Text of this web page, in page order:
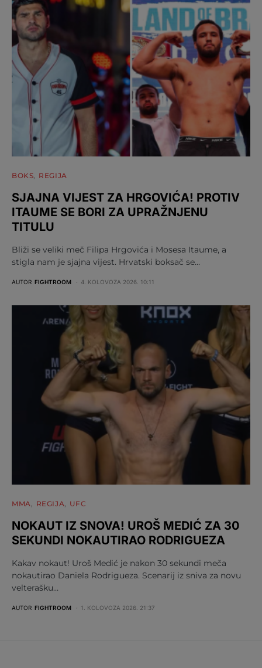
BOKS REGIJA
SJAJNA VIJEST ZA HRGOVIĆA! PROTIV
ITAUME SE BORI ZA UPRAŽNJENU
TITULU
Bliži se veliki meč Filipa Hrgovića i Mosesa Itaume, a
stigla nam je sjajna vijest. Hrvatski boksač se…
AUTOR FIGHTROOM 4. KOLOVOZA 2026. 10:11
MMA REGIJA UFC
NOKAUT IZ SNOVA! UROŠ MEDIĆ ZA 30
SEKUNDI NOKAUTIRAO RODRIGUEZA
Kakav nokaut! Uroš Medić je nakon 30 sekundi meča
nokautirao Daniela Rodrigueza. Scenarij iz sniva za novu
velterašku…
AUTOR FIGHTROOM 1. KOLOVOZA 2026. 21:37